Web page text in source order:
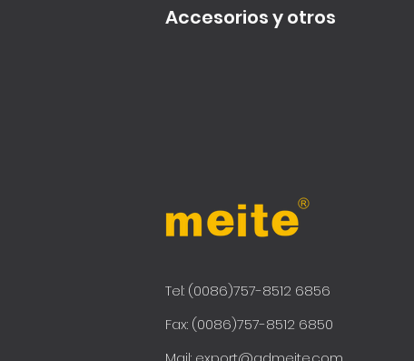
Accesorios y otros
Tel: (0086)757-8512 6856
Fax: (0086)757-8512 6850